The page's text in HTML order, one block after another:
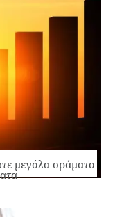
μεγάλα οράματα